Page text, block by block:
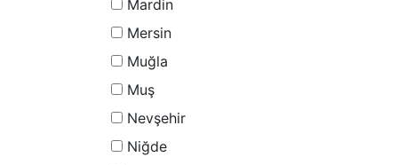
Mardin
Mersin
Muğla
Muş
Nevşehir
Niğde